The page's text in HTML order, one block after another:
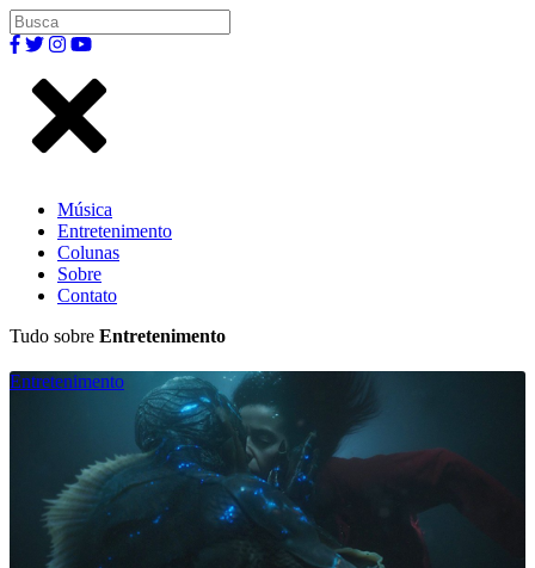
Música
Entretenimento
Colunas
Sobre
Contato
Tudo sobre Entretenimento
Entretenimento